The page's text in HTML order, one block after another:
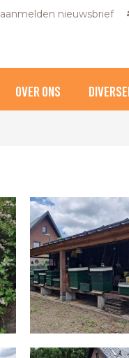
aanmelden nieuwsbrief
OVER ONS